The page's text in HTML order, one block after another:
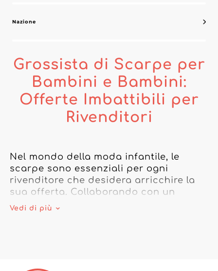
Nazione
Grossista di Scarpe per
Bambini e Bambini:
Offerte Imbattibili per
Rivenditori
Nel mondo della moda infantile, le
scarpe sono essenziali per ogni
rivenditore che desidera arricchire la
sua offerta. Collaborando con un
grossista di scarpe per bambini, avrai
Vedi di più